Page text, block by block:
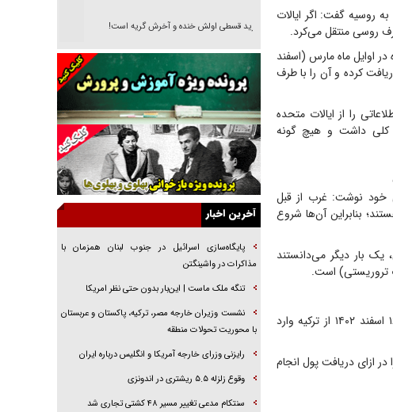
روسیه گفت: اگر ایالات
روسی منتقل می‌کرد.
اوایل ماه مارس (اسفند
کرده و آن را با طرف
را از ایالات متحده
کلی داشت و هیچ گونه
خود نوشت: غرب از قبل
بنابراین آن‌ها شروع
یک بار دیگر می‌دانستند
تروریستی) است.
براساس ویدیوی بازجویی منتشر شده، یکی از عوامل گروه تروریستی اعتراف می‌کند که ۱۶ اسفند ۱۴۰۲ از ترکیه وارد
ازای دریافت پول انجام
خرید قسطی اولش خنده و آخرش گریه است!
فوتبال و آن «بالا»!
راهبرد غافلگیری با نسل جدید پهپاد‌ها
جنجال پزشکان تقلبی در صنعت زیبایی
یهودی‌ها در ادبیات داستانی اروپا؛ از شکسپیر تا
دیکنز
گفت‌وگو با خواهر یکی از شهدای جنگ رمضان/
خواهرم فرمانده جهادی و اهل خدمت بی‌منت بود
جزئیات شکنجه‌هایم فراتر از آن است که در بیان
بگنجد!
گزارش «جوان» از قوانین سخت‌گیرانه ۶ قاره در
برابر یورش به پاسگاه‌های پلیس
تحلیل ابعاد پیام رهبر انقلاب به حزب‌الله/ مقاومت
گفت‌و‌گو اختصاصی با همسر فرمانده شهید حزب‌الله
آخرین اخبار
پایگاه‌سازی اسرائیل در جنوب لبنان همزمان با
مذاکرات در واشینگتن
تنگه ملک ماست | این‌بار بدون حتی نظر امریکا
نشست وزیران خارجه مصر، ترکیه، پاکستان و عربستان
با محوریت تحولات منطقه
رایزنی وزرای خارجه آمریکا و انگلیس درباره ایران
وقوع زلزله ۵.۵ ریشتری در اندونزی
سنتکام مدعی تغییر مسیر ۴۸ کشتی تجاری شد